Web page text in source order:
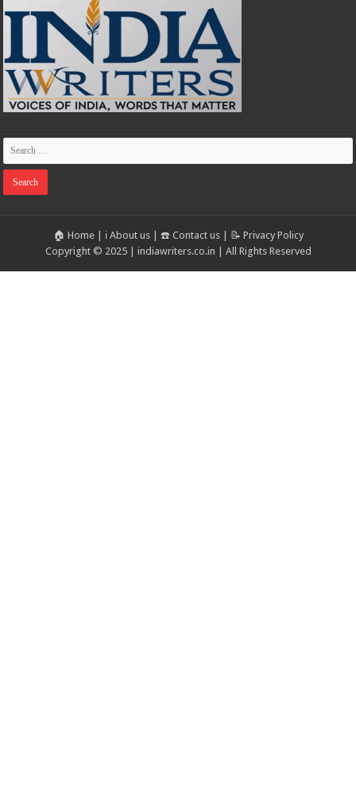
🏠 Home| ℹ️ About us| ☎️ Contact us| 📝 Privacy Policy
Copyright © 2025 | indiawriters.co.in | All Rights Reserved